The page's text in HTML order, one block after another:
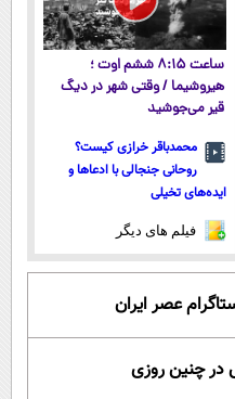
ساعت ۸:۱۵ ششم اوت ؛
هیروشیما / وقتی شهر در دیگ
قیر می‌جوشید
محمدباقر خرازی کیست؟
روحانی جنجالی با ادعاها و
ایده‌های تخیلی
فیلم های دیگر
عصر ایران